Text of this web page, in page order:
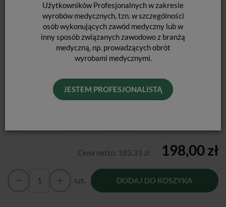
Użytkowników Profesjonalnych w zakresie
wyrobów medycznych, tzn. w szczególności
osób wykonujących zawód medyczny lub w
inny sposób związanych zawodowo z branżą
medyczną, np. prowadzących obrót
wyrobami medycznymi.
JESTEM PROFESJONALISTĄ
DESIDENT CAVICIDE / 5L
Kerr
Jest
Cena netto: 183,33 zł 198,00 zł
szt. DODAJ DO KOSZYKA